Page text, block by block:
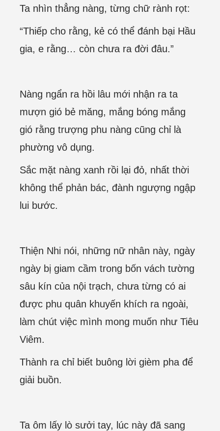
Ta nhìn thẳng nàng, từng chữ rành rọt:
“Thiếp cho rằng, kẻ có thể đánh bại Hầu
gia, e rằng… còn chưa ra đời đâu.”
Nàng ngẩn ra hồi lâu mới nhận ra ta
mượn gió bẻ măng, mắng bóng mắng
gió rằng trượng phu nàng cũng chỉ là
phường vô dụng.
Sắc mặt nàng xanh rồi lại đỏ, nhất thời
không thể phản bác, đành ngượng ngập
lui bước.
Thiện Nhi nói, những nữ nhân này, ngày
ngày bị giam cầm trong bốn vách tường
sâu kín của nội trạch, chưa từng có ai
được phu quân khuyến khích ra ngoài,
làm chút việc mình mong muốn như Tiêu
Viêm.
Thành ra chỉ biết buông lời gièm pha để
giải buồn.
Ta ôm lấy lò sưởi tay, lúc này đã sang